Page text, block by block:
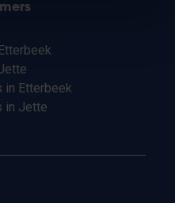
in Etterbeek
in Jette